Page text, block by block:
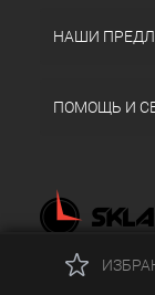
НАШИ
ПОМОЩЬ И
Copyright